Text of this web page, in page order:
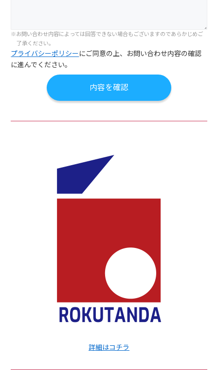
お問い合わせ内容によっては回答できない場合もございますのであらかじめご
了承ください。
プライバシーポリシーにご同意の上、お問い合わせ内容の確認
に進んでください。
詳細はコチラ